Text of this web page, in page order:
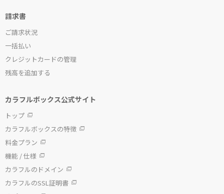
請求書
ご請求状況
一括払い
クレジットカードの管理
残高を追加する
カラフルボックス公式サイト
トップ
カラフルボックスの特徴
料金プラン
機能 / 仕様
カラフルのドメイン
カラフルのSSL証明書